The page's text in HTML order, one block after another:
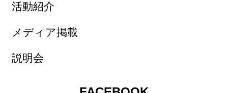
活動紹介
メディア掲載
説明会